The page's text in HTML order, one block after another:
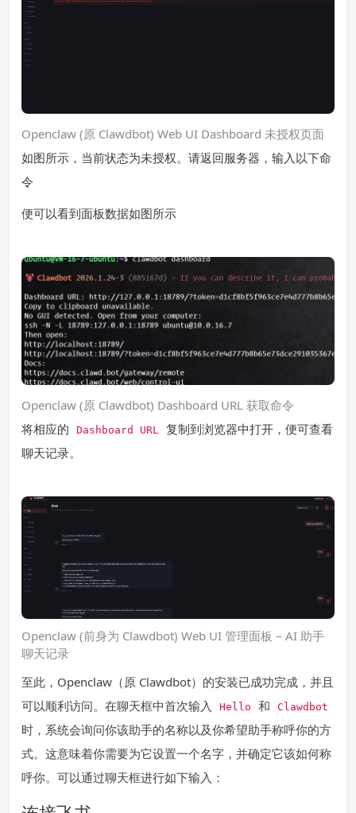
Openclaw (原 Clawdbot) Web UI Dashboard 未授权页面
如图所示，当前状态为未授权。请返回服务器，输入以下命
令
便可以看到面板数据如图所示
Openclaw (原 Clawdbot) Dashboard URL 获取命令
将相应的
Dashboard URL
复制到浏览器中打开，便可查看
聊天记录。
Openclaw (前身为 Clawdbot) Web UI 管理面板 – AI 助手
聊天记录
至此，Openclaw（原 Clawdbot）的安装已成功完成，并且
可以顺利访问。在聊天框中首次输入
Hello 和 Clawdbot
时，系统会询问你该助手的名称以及你希望助手称呼你的方
式。这意味着你需要为它设置一个名字，并确定它该如何称
呼你。可以通过聊天框进行如下输入：